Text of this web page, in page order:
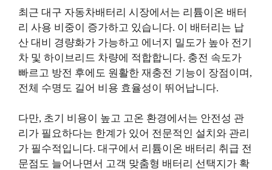
최근 대구 자동차배터리 시장에서는 리튬이온 배터
리 사용 비중이 증가하고 있습니다. 이 배터리는 납
산 대비 경량화가 가능하고 에너지 밀도가 높아 전기
차 및 하이브리드 차량에 적합합니다. 충전 속도가
빠르고 방전 후에도 원활한 재충전 기능이 장점이며,
전체 수명도 길어 비용 효율성이 뛰어납니다.
다만, 초기 비용이 높고 고온 환경에서는 안전성 관
리가 필요하다는 한계가 있어 전문적인 설치와 관리
가 필수적입니다. 대구에서 리튬이온 배터리 취급 전
문점도 늘어나면서 고객 맞춤형 배터리 선택지가 확